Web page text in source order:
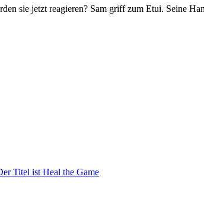
sie jetzt reagieren? Sam griff zum Etui. Seine